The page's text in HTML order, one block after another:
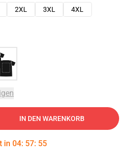
2XL 3XL
4XL
IN DEN WARENKORB
in 04: 57: 54